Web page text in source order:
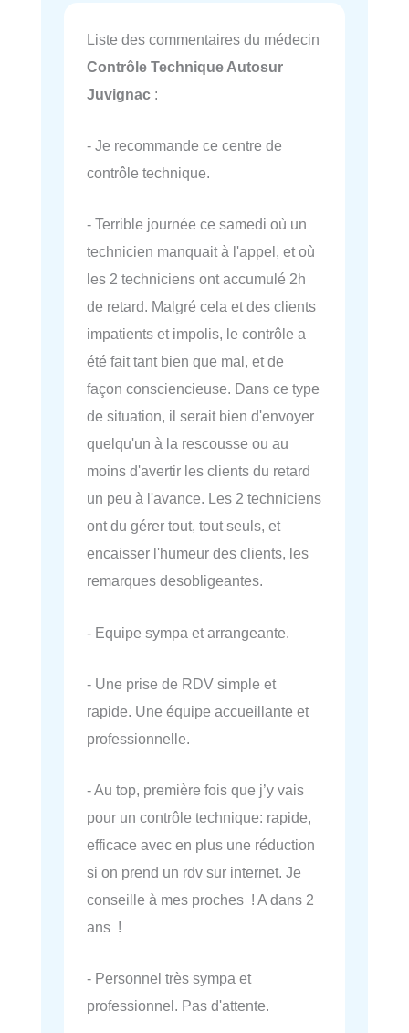
Liste des commentaires du médecin
Contrôle Technique Autosur
Juvignac :
- Je recommande ce centre de
contrôle technique.
- Terrible journée ce samedi où un
technicien manquait à l'appel, et où
les 2 techniciens ont accumulé 2h
de retard. Malgré cela et des clients
impatients et impolis, le contrôle a
été fait tant bien que mal, et de
façon consciencieuse. Dans ce type
de situation, il serait bien d'envoyer
quelqu'un à la rescousse ou au
moins d'avertir les clients du retard
un peu à l'avance. Les 2 techniciens
ont du gérer tout, tout seuls, et
encaisser l'humeur des clients, les
remarques desobligeantes.
- Equipe sympa et arrangeante.
- Une prise de RDV simple et
rapide. Une équipe accueillante et
professionnelle.
- Au top, première fois que j’y vais
pour un contrôle technique: rapide,
efficace avec en plus une réduction
si on prend un rdv sur internet. Je
conseille à mes proches ! A dans 2
ans !
- Personnel très sympa et
professionnel. Pas d'attente.